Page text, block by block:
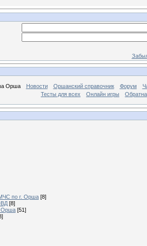
Орша Новости Оршанский справочник Форум
Тесты для всех
Онлайн игры
по г. Орша [8]
[8]
Орша [51]